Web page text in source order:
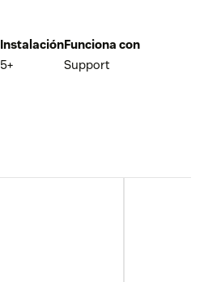
Instalación
5+
Funciona con
Support